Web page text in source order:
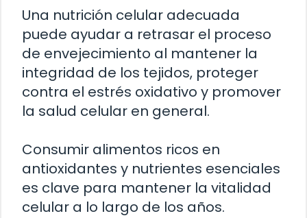
Una nutrición celular adecuada
puede ayudar a retrasar el proceso
de envejecimiento al mantener la
integridad de los tejidos, proteger
contra el estrés oxidativo y promover
la salud celular en general.
Consumir alimentos ricos en
antioxidantes y nutrientes esenciales
es clave para mantener la vitalidad
celular a lo largo de los años.